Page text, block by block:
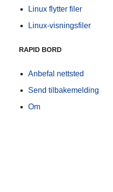
Linux flytter filer
Linux-visningsfiler
RAPID BORD
Anbefal nettsted
Send tilbakemelding
Om